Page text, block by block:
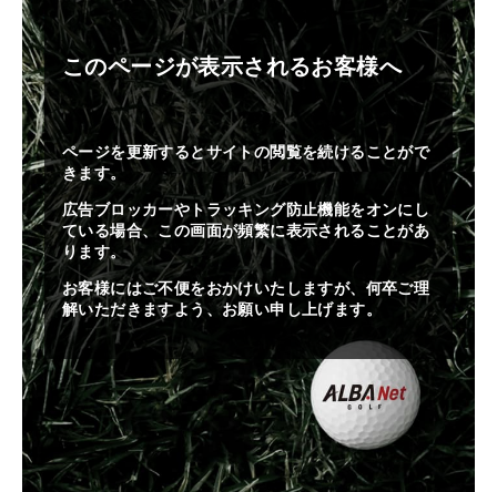
このページが表示されるお客様へ
ページを更新するとサイトの閲覧を続けることがで
きます。
広告ブロッカーやトラッキング防止機能をオンにし
ている場合、この画面が頻繁に表示されることがあ
ります。
お客様にはご不便をおかけいたしますが、何卒ご理
解いただきますよう、お願い申し上げます。